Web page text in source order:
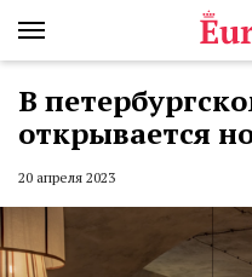
В
открывается
20 апреля 2023